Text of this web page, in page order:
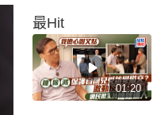
最Hit
01:20